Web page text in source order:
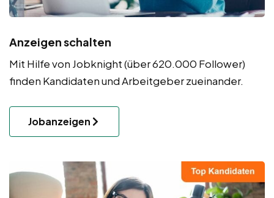
Anzeigen schalten
Mit Hilfe von Jobknight (über 620.000 Follower)
finden Kandidaten und Arbeitgeber zueinander.
Jobanzeigen